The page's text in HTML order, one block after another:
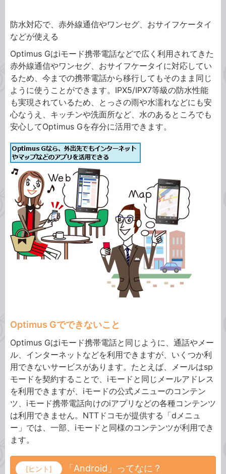
防水対応で、赤外線通信やワンセグ、おサイフケータイ
などが使える
Optimus Gはiモード携帯電話などで広く利用されてきた
赤外線通信やワンセグ、おサイフケータイに対応してい
るため、今までの携帯電話から移行してもそのまま同じ
ように使うことができます。IPX5/IPX7等級の防水性能
も実現されているため、とっさの雨や水濡れなどにも安
心なうえ、キッチンや洗面所など、水のあるところでも
安心してOptimus Gを存分に活用できます。
Optimus Gでできないこと
Optimus Gはiモード携帯電話と同じように、通話やメー
ル、インターネットなどを利用できますが、いくつか利
用できないサービスがあります。たとえば、メールはsp
モードを契約することで、iモードと同じメールアドレス
を利用できますが、iモードの公式メニューのコンテン
ツ、iモード携帯電話向けのiアプリなどの各種コンテンツ
は利用できません。NTTドコモが提供する「dメニュ
ー」では、一部、iモードと同様のコンテンツが利用でき
ます。
[ヒント] 「Android」ってなに？